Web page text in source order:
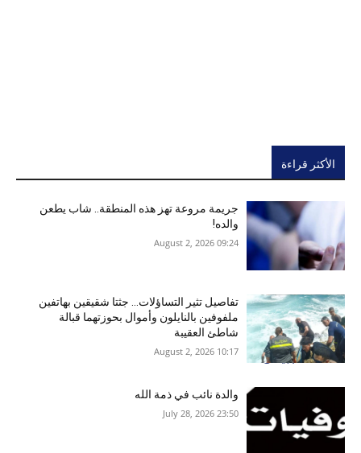
الأكثر قراءة
جريمة مروعة تهز هذه المنطقة.. شاب يطعن
والده!
09:24 2026 ,August 2
تفاصيل تثير التساؤلات… جثتا شقيقين بهاتفين
ملفوفين بالنايلون وأموال بحوزتهما قبالة
شاطئ العقيبة
10:17 2026 ,August 2
والدة نائب في ذمة الله
23:50 2026 ,July 28